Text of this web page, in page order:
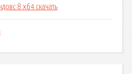
8 х64 скачать